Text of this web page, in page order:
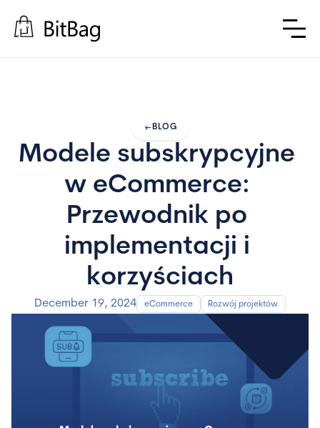
arrow_left_alt BLOG
Modele subskrypcyjne
w eCommerce:
Przewodnik po
implementacji i
korzyściach
December 19, 2024 eCommerce Rozwój projektów